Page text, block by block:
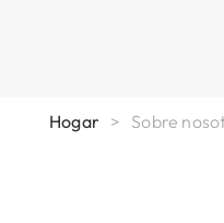
Hogar > Sobre